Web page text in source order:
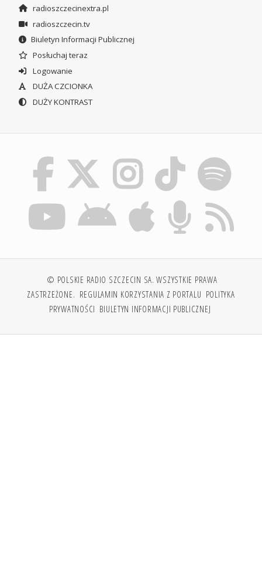
radioszczecinextra.pl
radioszczecin.tv
Biuletyn Informacji Publicznej
Posłuchaj teraz
Logowanie
DUŻA CZCIONKA
DUŻY KONTRAST
© POLSKIE RADIO SZCZECIN SA. WSZYSTKIE PRAWA
ZASTRZEŻONE. REGULAMIN KORZYSTANIA Z PORTALU POLITYKA
PRYWATNOŚCI BIULETYN INFORMACJI PUBLICZNEJ